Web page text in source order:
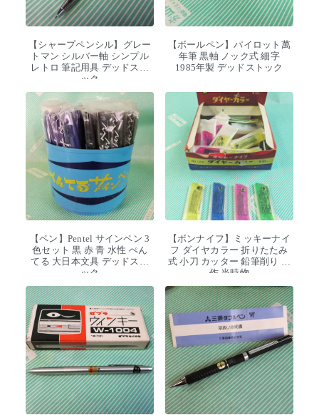
【シャープペンシル】グレー
トマン シルバー軸 シンプル
レトロ 筆記用具 デッドスト
ック
【ボールペン】パイロット萬
年筆 黒軸 ノック式 細字
1985年製 デッドストック
【ペン】Pentel サインペン 3
色セット 黒 赤 青 水性 ぺん
てる 大日本文具 デッドスト
ック
【ボンナイフ】ミッキーナイ
フ ダイヤカラー 折りたたみ
式 小刀 カッター 鉛筆削り 工
作 当時物